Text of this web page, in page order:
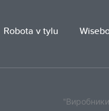
Robota v tylu